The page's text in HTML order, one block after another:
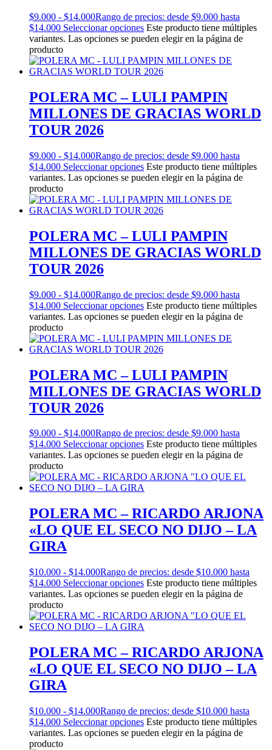
$9.000 - $14.000Rango de precios: desde $9.000 hasta
$14.000 Seleccionar opciones Este producto tiene múltiples
variantes. Las opciones se pueden elegir en la página de
producto
POLERA MC – LULI PAMPIN
MILLONES DE GRACIAS WORLD
TOUR 2026
$9.000 - $14.000Rango de precios: desde $9.000 hasta
$14.000 Seleccionar opciones Este producto tiene múltiples
variantes. Las opciones se pueden elegir en la página de
producto
POLERA MC – LULI PAMPIN
MILLONES DE GRACIAS WORLD
TOUR 2026
$9.000 - $14.000Rango de precios: desde $9.000 hasta
$14.000 Seleccionar opciones Este producto tiene múltiples
variantes. Las opciones se pueden elegir en la página de
producto
POLERA MC – LULI PAMPIN
MILLONES DE GRACIAS WORLD
TOUR 2026
$9.000 - $14.000Rango de precios: desde $9.000 hasta
$14.000 Seleccionar opciones Este producto tiene múltiples
variantes. Las opciones se pueden elegir en la página de
producto
POLERA MC – RICARDO ARJONA
«LO QUE EL SECO NO DIJO – LA
GIRA
$10.000 - $14.000Rango de precios: desde $10.000 hasta
$14.000 Seleccionar opciones Este producto tiene múltiples
variantes. Las opciones se pueden elegir en la página de
producto
POLERA MC – RICARDO ARJONA
«LO QUE EL SECO NO DIJO – LA
GIRA
$10.000 - $14.000Rango de precios: desde $10.000 hasta
$14.000 Seleccionar opciones Este producto tiene múltiples
variantes. Las opciones se pueden elegir en la página de
producto